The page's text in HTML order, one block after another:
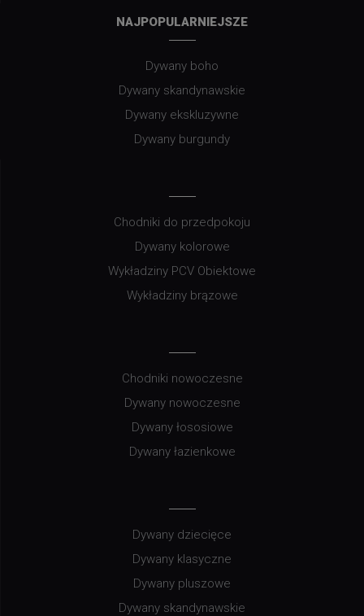
NAJPOPULARNIEJSZE
Dywany boho
Dywany skandynawskie
Dywany ekskluzywne
Dywany burgundy
Chodniki do przedpokoju
Dywany kolorowe
Wykładziny PCV Obiektowe
Wykładziny brązowe
Chodniki nowoczesne
Dywany nowoczesne
Dywany łososiowe
Dywany łazienkowe
Dywany dziecięce
Dywany klasyczne
Dywany pluszowe
Dywany skandynawskie